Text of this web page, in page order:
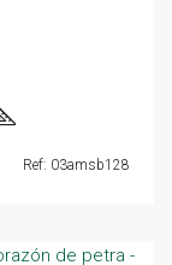
Ref: 03amsb128